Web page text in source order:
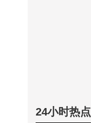
24小时热点